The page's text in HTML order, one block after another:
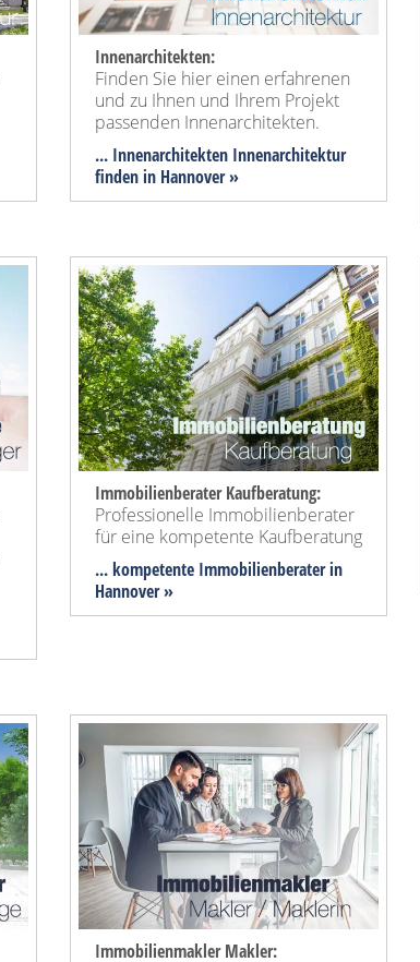
Innenarchitekten:
Finden Sie hier einen erfahrenen
und zu Ihnen und Ihrem Projekt
passenden Innenarchitekten.
... Innenarchitekten Innenarchitektur
finden in Hannover »
Immobilienberater Kaufberatung:
Professionelle Immobilienberater
für eine kompetente Kaufberatung
... kompetente Immobilienberater in
Hannover »
Immobilienmakler Makler: